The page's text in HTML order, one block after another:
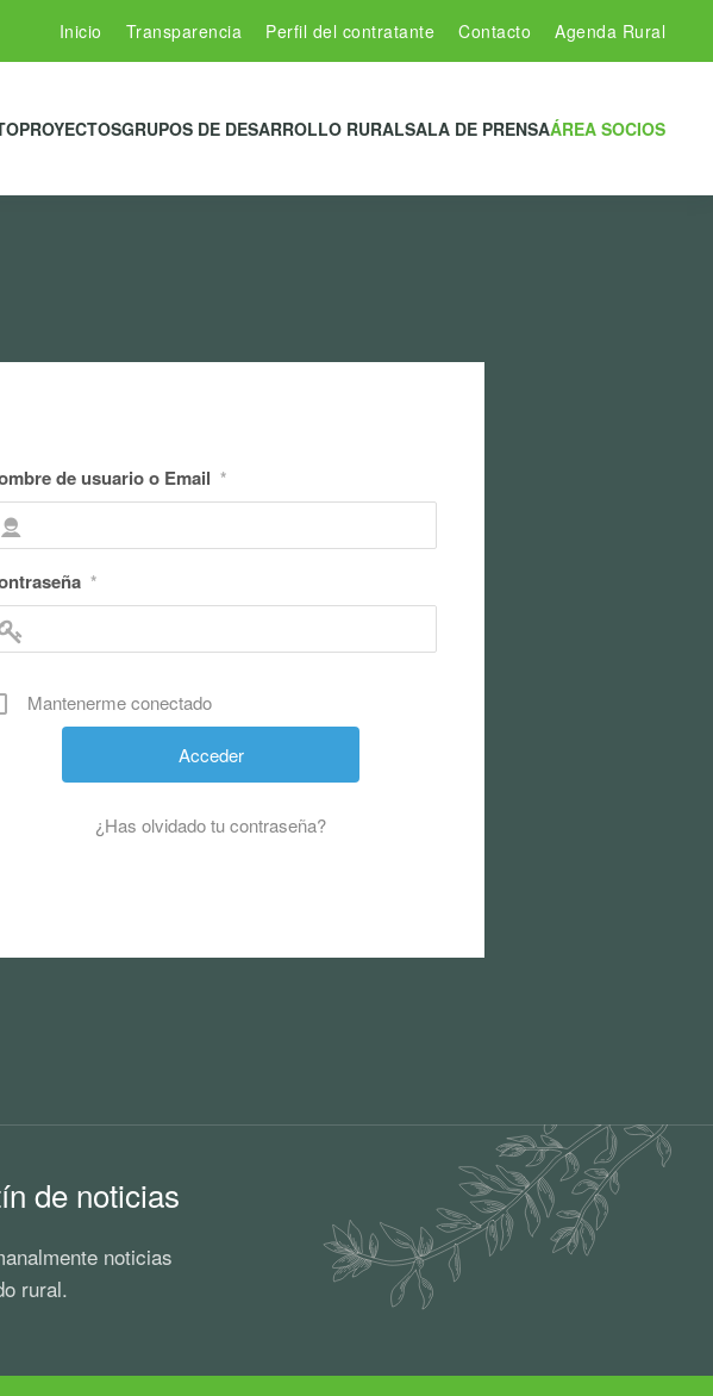
Inicio Transparencia Perfil del contratante Contacto Agenda Rural
PROYECTOSGRUPOS DE DESARROLLO RURALSALA DE PRENSAÁREA SOCIOS
de usuario o Email *
*
Mantenerme conectado
¿Has olvidado tu contraseña?
de noticias
noticias
rural.